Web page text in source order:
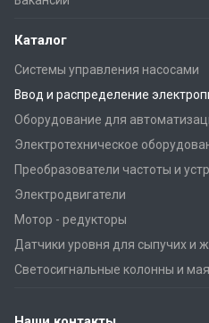
Каталог
Системы управления насосами
Ввод и распределение
Оборудование для
Электротехническое
Преобразователи частоты и
Электродвигатели
Мотор - редукторы
Датчики уровня для сыпучих и
Светосигнальные колонны и